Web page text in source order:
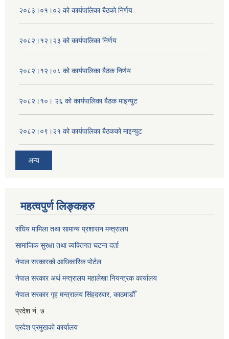
२०८३।०१।०२ को कार्यपालिका बैठको निर्णय
२०८२।१२।२३ को कार्यपालिका निर्णय
२०८२।१२।०८ को कार्यपालिका बैठक निर्णय
२०८२।१०। २६ को कार्यपालिका बैठक माइन्युट
२०८२।०९।२१ को कार्यपालिका बैठकको माइन्युट
अन्य
महत्वपुर्ण लिङ्कहरु
संघिय मामिला तथा सामान्य प्रशासन मन्त्रालय
सामाजिक सुरक्षा तथा व्यक्तिगत घटना दर्ता
नेपाल सरकारको आधिकारिक पोर्टल
नेपाल सरकार अर्थ मन्त्रालय महालेखा नियन्त्रक कार्यालय
नेपाल सरकार गृह मन्त्रालय सिंहदरबार, काठमाडौँ
प्रदेश नं. ७
प्रदेश प्रमुखको कार्यालय